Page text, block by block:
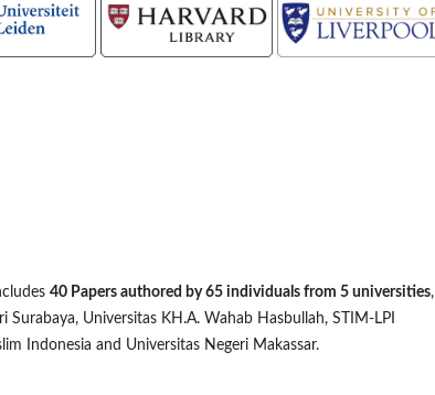
40 Papers authored by 65 individuals from 5 universities,
Universitas KH.A. Wahab Hasbullah, STIM-LPI
Indonesia and Universitas Negeri Makassar.